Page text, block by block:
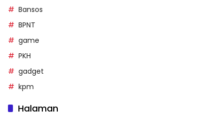
Bansos
BPNT
game
PKH
gadget
kpm
Halaman